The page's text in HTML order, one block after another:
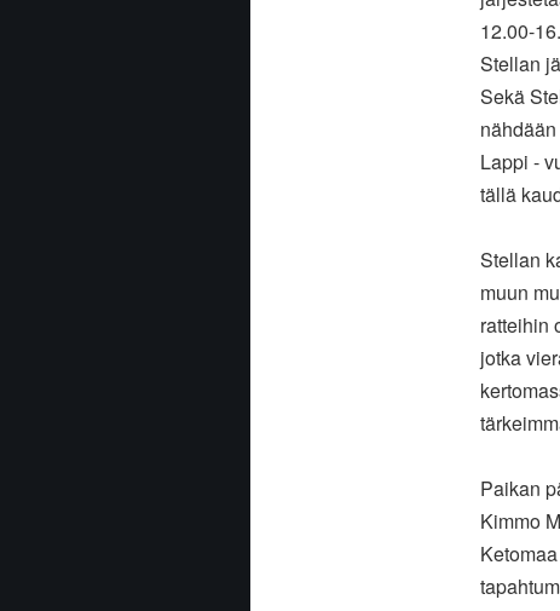
12.00-
Stellan
Sekä
Lappi -
tällä
Stellan
muun
ratteihin
jotka
Paikan
Kimmo